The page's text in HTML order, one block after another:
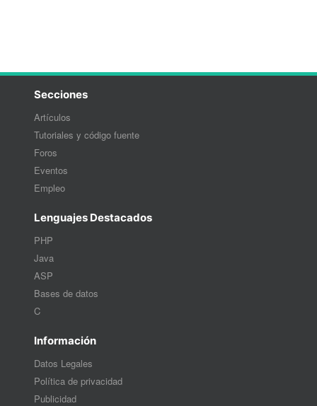
Secciones
Artículos
Tutoriales y código fuente
Foros
Eventos
Empleo
Lenguajes Destacados
PHP
Java
ASP
Bases de datos
C
Información
Datos Legales
Política de privacidad
Publicidad